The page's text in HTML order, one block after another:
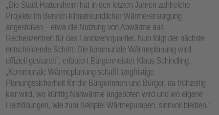
„Die Stadt Hattersheim hat in den letzten Jahren zahlreiche
Projekte im Bereich klimafreundlicher Wärmeversorgung
angestoßen – etwa die Nutzung von Abwärme aus
Rechenzentren für das Landwehrquartier. Nun folgt der nächste
entscheidende Schritt: Die kommunale Wärmeplanung wird
offiziell gestartet”, erläutert Bürgermeister Klaus Schindling.
„Kommunale Wärmeplanung schafft langfristige
Planungssicherheit für die Bürgerinnen und Bürger, da frühzeitig
klar wird, wo künftig Nahwärme angeboten wird und wo eigene
Heizlösungen, wie zum Beispiel Wärmepumpen, sinnvoll bleiben.”